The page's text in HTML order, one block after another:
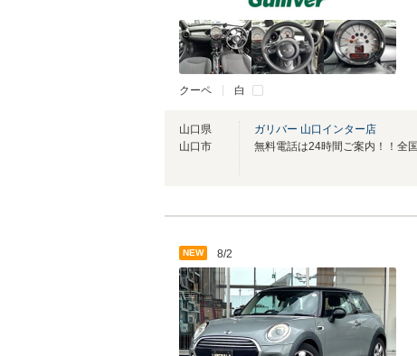
クーペ 白
山口県
山口市
ガリバー 山口インター店
NEW 8/2